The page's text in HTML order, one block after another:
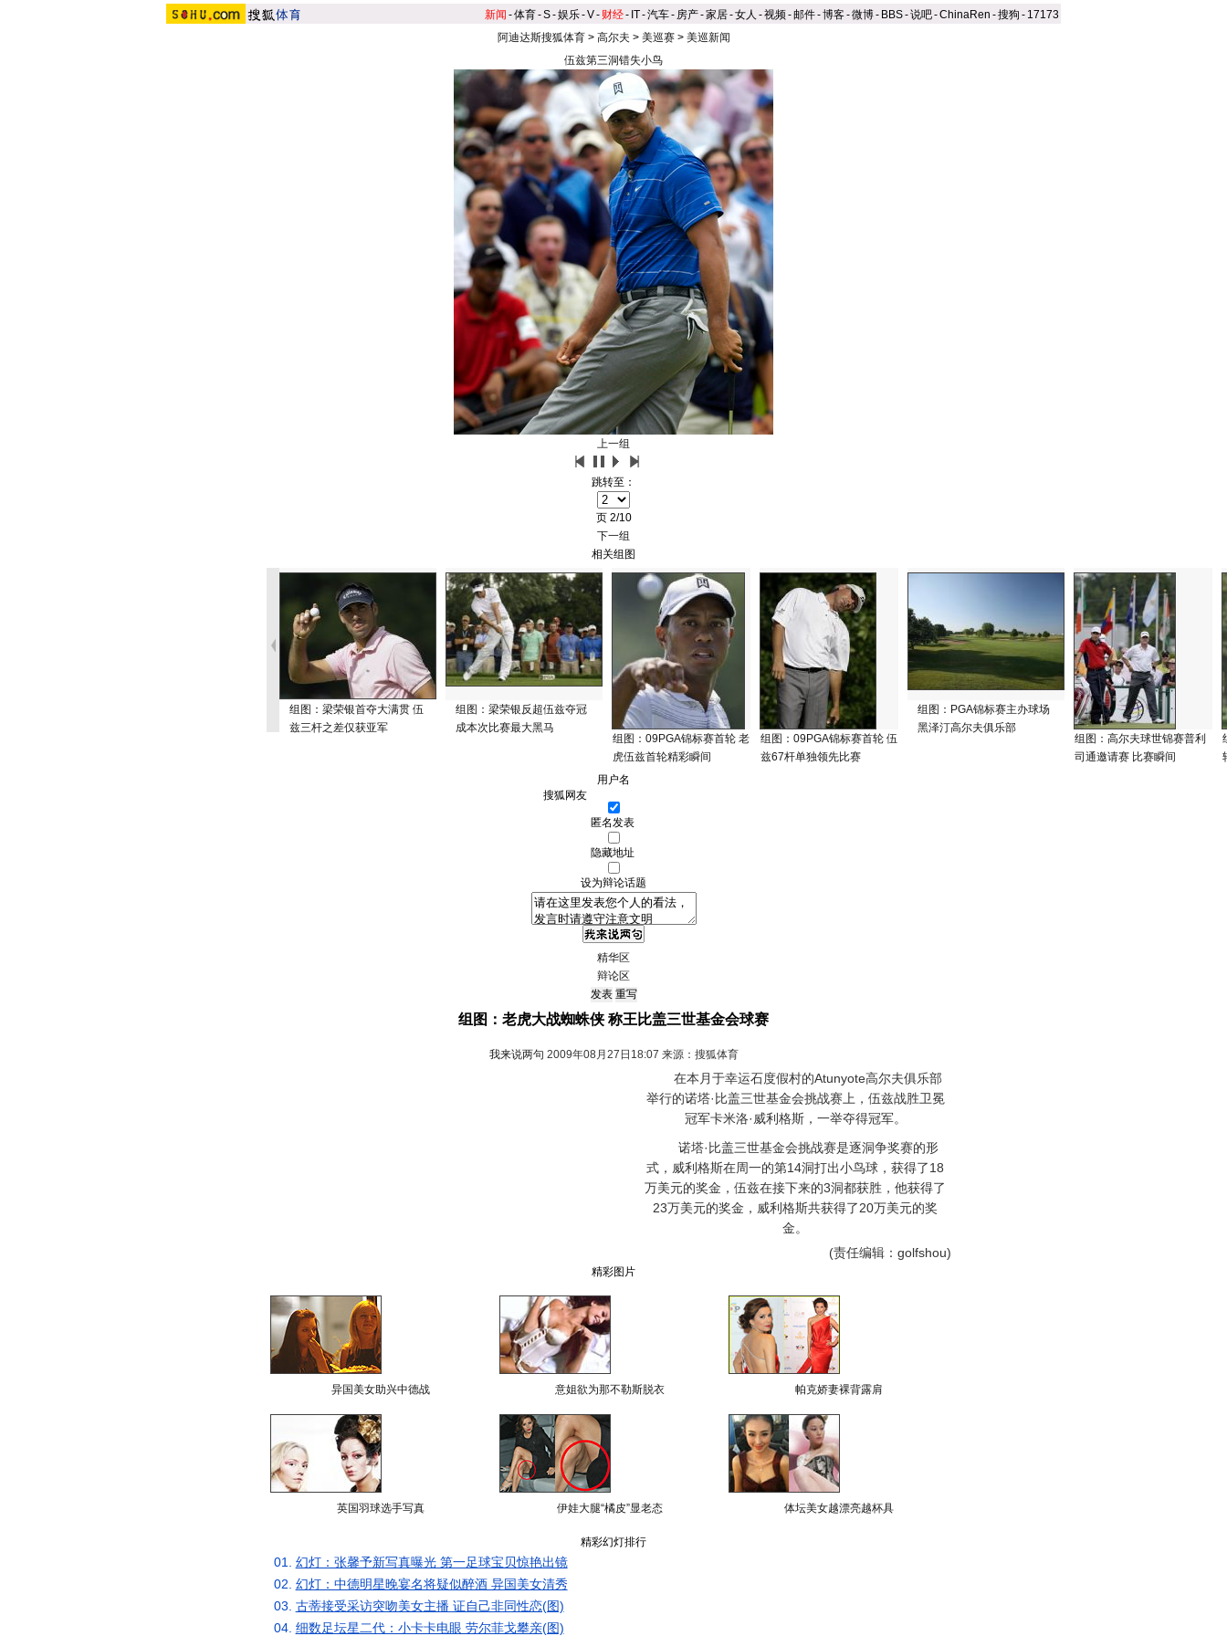
新闻 -体育-S-娱乐-V- 财经- IT-汽车- 房产-家居-女人 -视频-邮件-博客-微博- BBS-说吧-ChinaRen -搜狗 - 17173
阿迪达斯搜狐体育> 高尔夫 > 美巡赛> 美巡新闻
伍兹第三洞错失小鸟
上一组
跳转至：
页 2/10
下一组
相关组图
组图：梁荣银首夺大满贯 伍
兹三杆之差仅获亚军
组图：梁荣银反超伍兹夺冠
成本次比赛最大黑马
组图：09PGA锦标赛首轮 老
虎伍兹首轮精彩瞬间
组图：09PGA锦标赛首轮 伍
兹67杆单独领先比赛
组图：PGA锦标赛主办球场
黑泽汀高尔夫俱乐部
组图：高尔夫球世锦赛普利
司通邀请赛 比赛瞬间
用户名
匿名发表
隐藏地址
设为辩论话题
精华区
辩论区
组图：老虎大战蜘蛛侠 称王比盖三世基金会球赛
我来说两句 2009年08月27日18:07 来源：搜狐体育
在本月于幸运石度假村的Atunyote高尔夫俱乐部
举行的诺塔·比盖三世基金会挑战赛上，伍兹战胜卫冕
冠军卡米洛·威利格斯，一举夺得冠军。
诺塔·比盖三世基金会挑战赛是逐洞争奖赛的形
式，威利格斯在周一的第14洞打出小鸟球，获得了18
万美元的奖金，伍兹在接下来的3洞都获胜，他获得了
23万美元的奖金，威利格斯共获得了20万美元的奖
金。
(责任编辑：golfshou)
精彩图片
异国美女助兴中德战 意姐欲为那不勒斯脱衣 帕克娇妻裸背露肩
英国羽球选手写真 伊娃大腿“橘皮”显老态 体坛美女越漂亮越杯具
精彩幻灯排行
01. 幻灯：张馨予新写真曝光 第一足球宝贝惊艳出镜
02. 幻灯：中德明星晚宴名将疑似醉酒 异国美女清秀
03. 古蒂接受采访突吻美女主播 证自己非同性恋(图)
04. 细数足坛星二代：小卡卡电眼 劳尔菲戈攀亲(图)